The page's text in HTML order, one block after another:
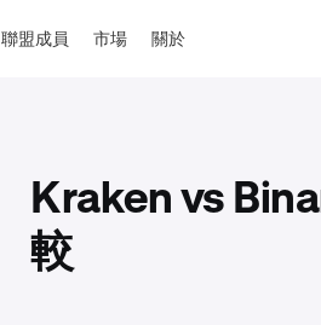
聯盟成員 市場 關於
Kraken vs
較